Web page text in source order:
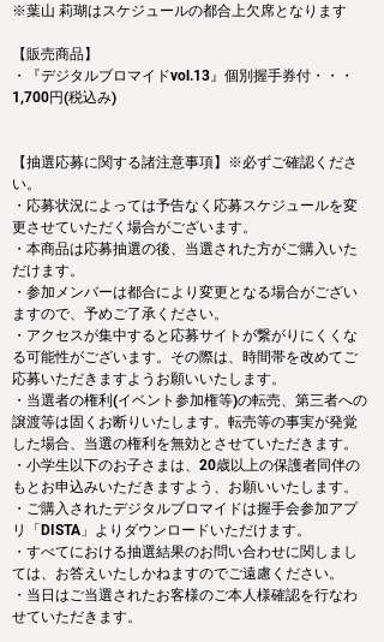
※葉山 莉瑚はスケジュールの都合上欠席となります
【販売商品】
・『デジタルブロマイドvol.13』個別握手券付・・・
1,700円(税込み)
【抽選応募に関する諸注意事項】※必ずご確認くださ
い。
・応募状況によっては予告なく応募スケジュールを変
更させていただく場合がございます。
・本商品は応募抽選の後、当選された方がご購入いた
だけます。
・参加メンバーは都合により変更となる場合がござい
ますので、予めご了承ください。
・アクセスが集中すると応募サイトが繋がりにくくな
る可能性がございます。その際は、時間帯を改めてご
応募いただきますようお願いいたします。
・当選者の権利(イベント参加権等)の転売、第三者への
譲渡等は固くお断りいたします。転売等の事実が発覚
した場合、当選の権利を無効とさせていただきます。
・小学生以下のお子さまは、20歳以上の保護者同伴の
もとお申込みいただきますよう、お願いいたします。
・ご購入されたデジタルブロマイドは握手会参加アプ
リ「DISTA」よりダウンロードいただけます。
・すべてにおける抽選結果のお問い合わせに関しまし
ては、お答えいたしかねますのでご遠慮ください。
・当日はご当選されたお客様のご本人様確認を行なわ
せていただきます。